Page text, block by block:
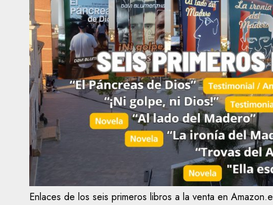
Enlaces de los seis primeros libros a la venta en